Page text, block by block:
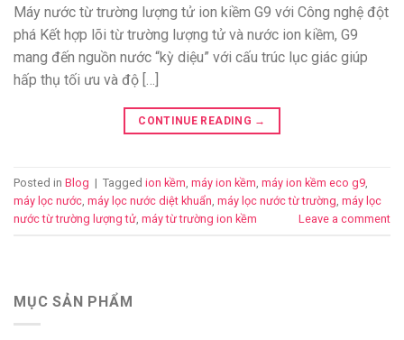
Máy nước từ trường lượng tử ion kiềm G9 với Công nghệ đột
phá Kết hợp lõi từ trường lượng tử và nước ion kiềm, G9
mang đến nguồn nước “kỳ diệu” với cấu trúc lục giác giúp
hấp thụ tối ưu và độ […]
CONTINUE READING →
Posted in Blog | Tagged ion kềm máy ion kềm máy ion kềm eco g9
máy lọc nước máy lọc nước diệt khuẩn máy lọc nước từ trường máy lọc
nước từ trường lượng tử máy từ trường ion kềm Leave a comment
MỤC SẢN PHẨM